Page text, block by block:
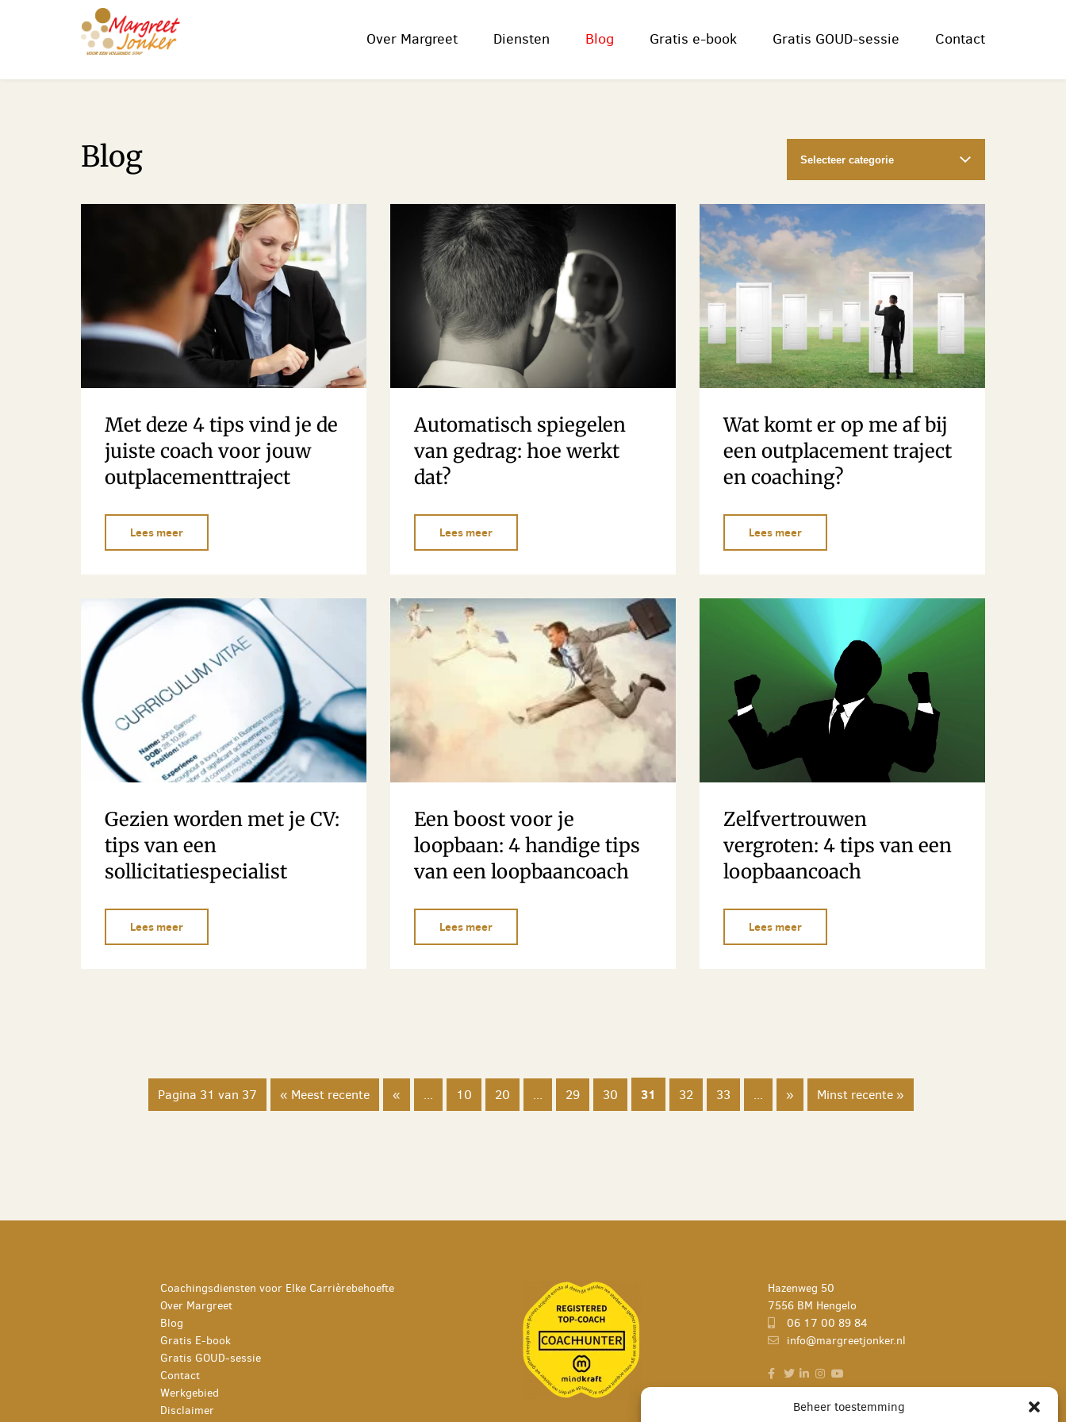
Beheer toestemming
Over Margreet Diensten Blog Gratis e-book Gratis GOUD-sessie Contact
Over Margreet
Blog
Gratis GOUD-sessie
Blog
Met deze 4 tips vind je de
juiste coach voor jouw
outplacementtraject
Lees meer
Automatisch spiegelen
van gedrag: hoe werkt
dat?
Lees meer
Wat komt er op me af bij
een outplacement traject
en coaching?
Lees meer
Gezien worden met je CV:
tips van een
sollicitatiespecialist
Lees meer
Een boost voor je
loopbaan: 4 handige tips
van een loopbaancoach
Lees meer
Zelfvertrouwen
vergroten: 4 tips van een
loopbaancoach
Lees meer
Pagina 31 van 37 « Meest recente « ... 10 20 ... 29 30 31 32 33 ... » Minst recente »
Coachingsdiensten voor Elke Carrièrebehoefte
Over Margreet
Blog
Gratis E-book
Gratis GOUD-sessie
Contact
Werkgebied
Disclaimer
Hazenweg 50
7556 BM Hengelo
06 17 00 89 84
info@margreetjonker.nl